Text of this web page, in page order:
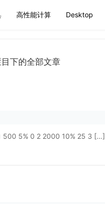
高性能计算 Desktop
下的全部文章
500 5% 0 2 2000 10% 25 3 […]